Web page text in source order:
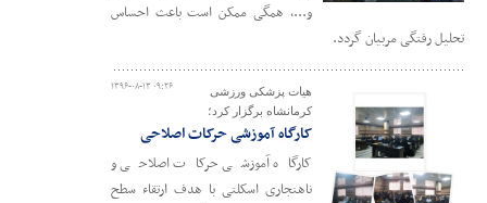
و...، همگی ممکن است باعث احساس
تحلیل رفتگی مربیان گردد.
۱۳۹۶-۰۸-۱۳ ۰۹:۲۶
هیات پزشکی ورزشی
کرمانشاه برگزار کرد؛
کارگاه آموزشی حرکات اصلاحی
کارگاه آموزشی حرکات اصلاحی و
ناهنجاری اسکلتی با هدف ارتقاء سطح